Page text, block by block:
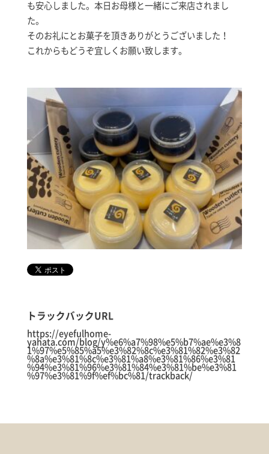
も安心しました。本日お母様と一緒にご来店されまし
た。
そのお礼にとお菓子を頂きありがとうございました！
これからもどうぞ宜しくお願い致します。
トラックバックURL
https://eyefulhome-
yahata.com/blog/y%e6%a7%98%e5%b7%ae%e3%8
1%97%e5%85%a5%e3%82%8c%e3%81%82%e3%82
%8a%e3%81%8c%e3%81%a8%e3%81%86%e3%81
%94%e3%81%96%e3%81%84%e3%81%be%e3%81
%97%e3%81%9f%ef%bc%81/trackback/